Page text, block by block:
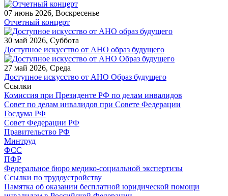
07 июнь 2026, Воскресенье
Отчетный концерт
30 май 2026, Суббота
Доступное искусство от АНО образ будущего
27 май 2026, Среда
Доступное искусство от АНО Образ будущего
Ccылки
Комиссия при Президенте РФ по делам инвалидов
Совет по делам инвалидов при Совете Федерации
Госдума РФ
Совет Федерации РФ
Правительство РФ
Минтруд
ФСС
ПФР
Федеральное бюро медико-социальной экспертизы
Ссылки по трудоустройству
Памятка об оказании бесплатной юридической помощи